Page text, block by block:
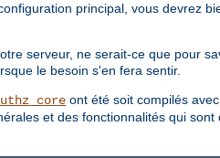
principal, vous devrez
serveur, ne serait-ce que pour
le besoin s'en fera sentir.
ont été soit compilés
et des fonctionnalités qui